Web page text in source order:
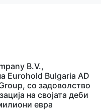
B.V.,
Eurohold Bulgaria AD
со задоволство
на својата деби
евра